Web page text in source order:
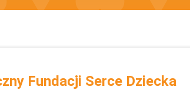
Fundacji Serce Dziecka